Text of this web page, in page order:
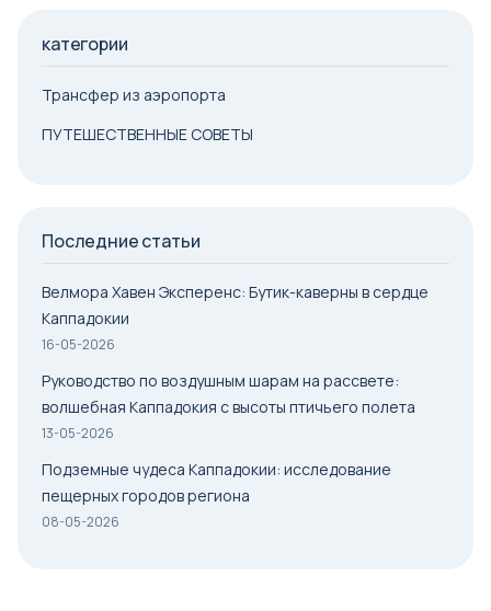
категории
Трансфер из аэропорта
ПУТЕШЕСТВЕННЫЕ СОВЕТЫ
Последние статьи
Велмора Хавен Эксперенс: Бутик-каверны в сердце
Каппадокии
16-05-2026
Руководство по воздушным шарам на рассвете:
волшебная Каппадокия с высоты птичьего полета
13-05-2026
Подземные чудеса Каппадокии: исследование
пещерных городов региона
08-05-2026